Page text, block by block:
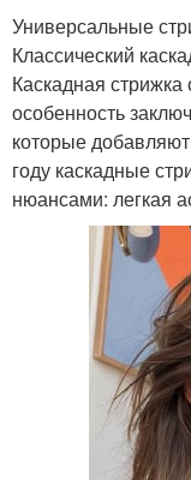
Универсальные
Классический
Каскадная стрижка
особенность
которые
году каскадные
нюансами: легкая